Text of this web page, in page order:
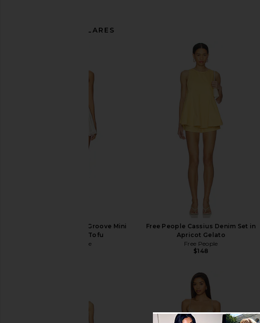
ARTÍCULOS SIMILARES
Free People In This Groove Mini
Slip Dress in Tofu
Free People
Free People Cassius Denim Set in
Apricot Gelato
Free People
$148